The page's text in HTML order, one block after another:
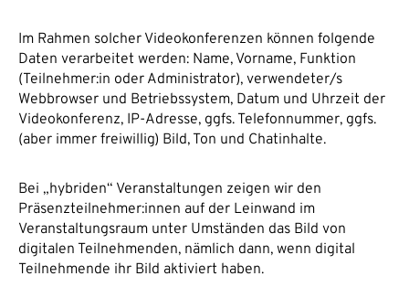
Im Rahmen solcher Videokonferenzen können folgende
Daten verarbeitet werden: Name, Vorname, Funktion
(Teilnehmer:in oder Administrator), verwendeter/s
Webbrowser und Betriebssystem, Datum und Uhrzeit der
Videokonferenz, IP-Adresse, ggfs. Telefonnummer, ggfs.
(aber immer freiwillig) Bild, Ton und Chatinhalte.
Bei „hybriden“ Veranstaltungen zeigen wir den
Präsenzteilnehmer:innen auf der Leinwand im
Veranstaltungsraum unter Umständen das Bild von
digitalen Teilnehmenden, nämlich dann, wenn digital
Teilnehmende ihr Bild aktiviert haben.